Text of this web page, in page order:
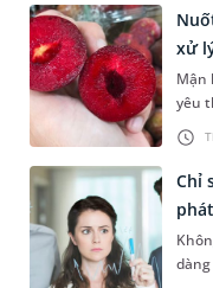
hiểu
tìm
này
xử
Mận
yêu
sơ
hạt
đầu
gây
gặp
giúp
Chỉ